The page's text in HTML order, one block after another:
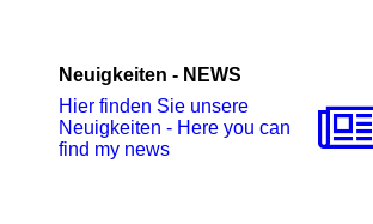
Neuigkeiten - NEWS
Hier finden Sie unsere
Neuigkeiten - Here you can
find my news